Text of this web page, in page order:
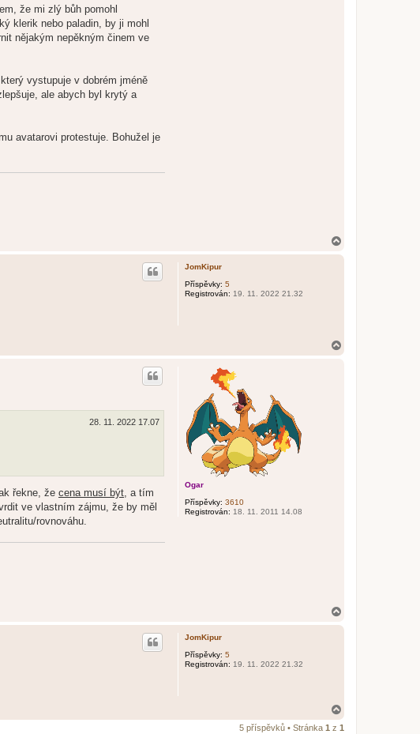
že mi zlý bůh pomohl
klerik nebo paladin, by ji mohl
nějakým nepěkným činem ve
vystupuje v dobrém jméně
ale abych byl krytý a
avatarovi protestuje. Bohužel je
JomKipur
Příspěvky: 5
Registrován: 19. 11. 2022 21.32
Ogar
Příspěvky: 3610
Registrován: 18. 11. 2011 14.08
28. 11. 2022 17.07
řekne, že cena musí být , a tím
ve vlastním zájmu, že by měl
rovnováhu.
JomKipur
Příspěvky: 5
Registrován: 19. 11. 2022 21.32
h
5 příspěvků • Stránka 1 z 1